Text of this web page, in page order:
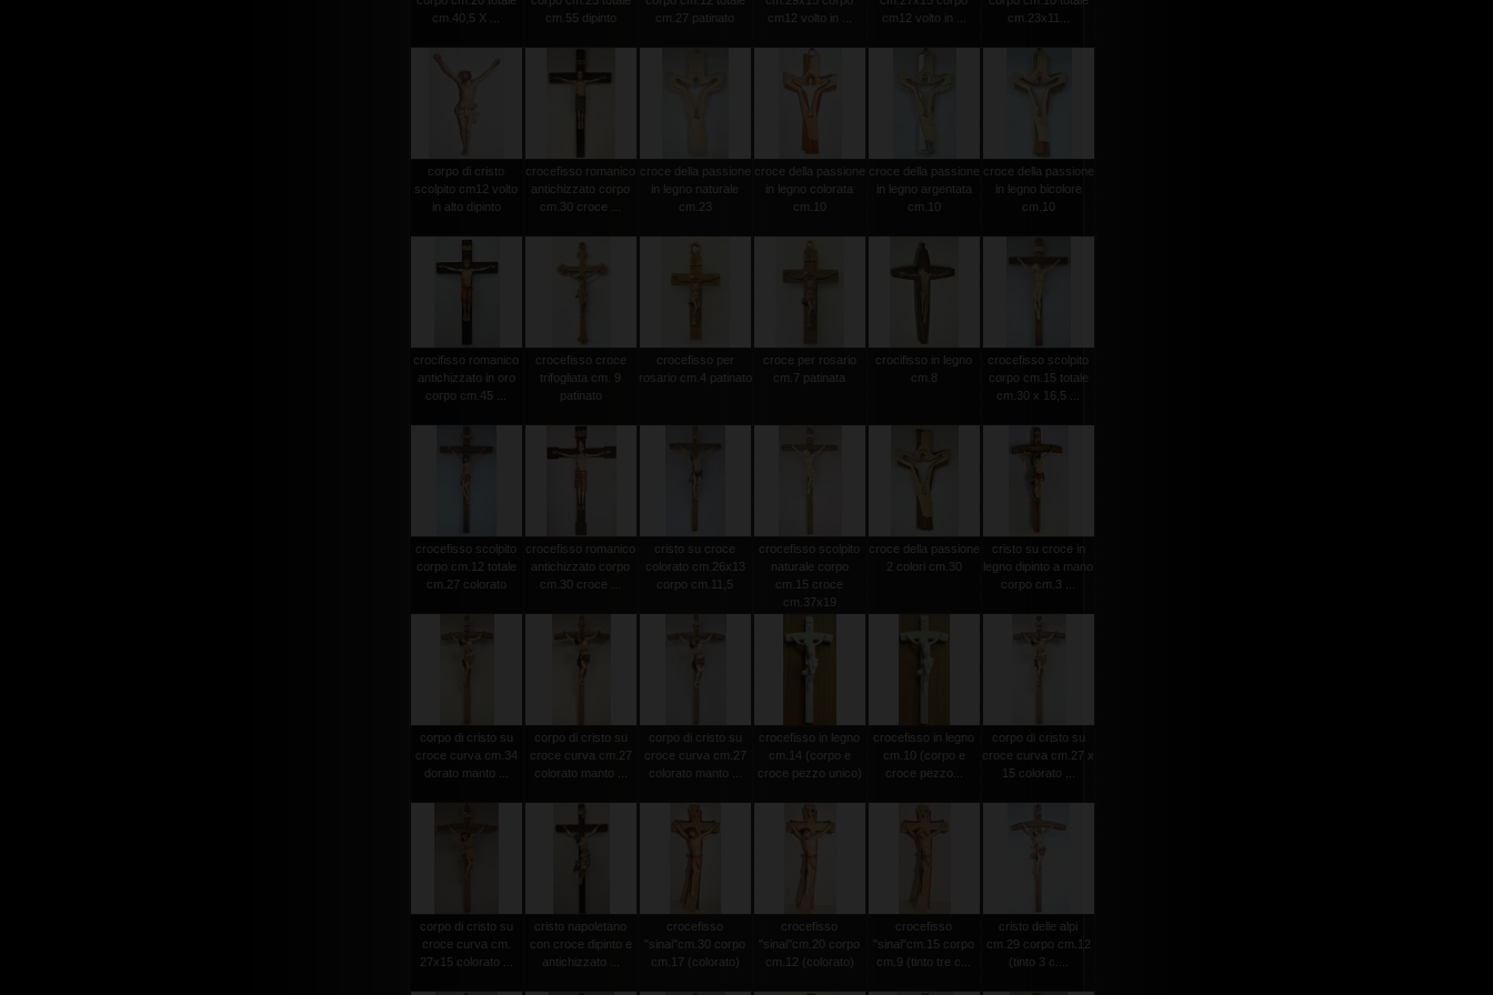
cm.40,5 X ...
cm.55 dipinto
cm.27 patinato
cm12 volto in ...
cm12 volto in ...
cm.23x11...
corpo di cristo
scolpito cm12 volto
in alto dipinto
crocefisso romanico
antichizzato corpo
cm.30 croce ...
croce della passione
in legno naturale
cm.23
croce della passione
in legno colorata
cm.10
croce della passione
in legno argentata
cm.10
croce della passione
in legno bicolore
cm.10
crocifisso romanico
antichizzato in oro
corpo cm.45 ...
crocefisso croce
trifogliata cm. 9
patinato
crocefisso per
rosario cm.4 patinato
croce per rosario
cm.7 patinata
crocifisso in legno
cm.8
crocefisso scolpito
corpo cm.15 totale
cm.30 x 16,5 ...
crocefisso scolpito
corpo cm.12 totale
cm.27 colorato
crocefisso romanico
antichizzato corpo
cm.30 croce ...
cristo su croce
colorato cm.26x13
corpo cm.11,5
crocefisso scolpito
naturale corpo
cm.15 croce
cm.37x19
croce della passione
2 colori cm.30
cristo su croce in
legno dipinto a mano
corpo cm.3 ...
corpo di cristo su
croce curva cm.34
dorato manto ...
corpo di cristo su
croce curva cm.27
colorato manto ...
corpo di cristo su
croce curva cm.27
colorato manto ...
crocefisso in legno
cm.14 (corpo e
croce pezzo unico)
crocefisso in legno
cm.10 (corpo e
croce pezzo...
corpo di cristo su
croce curva cm.27 x
15 colorato ...
corpo di cristo su
croce curva cm.
27x15 colorato ...
cristo napoletano
con croce dipinto e
antichizzato ...
crocefisso
"sinai"cm.30 corpo
cm.17 (colorato)
crocefisso
"sinai"cm.20 corpo
cm.12 (colorato)
crocefisso
"sinai"cm.15 corpo
cm.9 (tinto tre c...
cristo delle alpi
cm.29 corpo cm.12
(tinto 3 c....